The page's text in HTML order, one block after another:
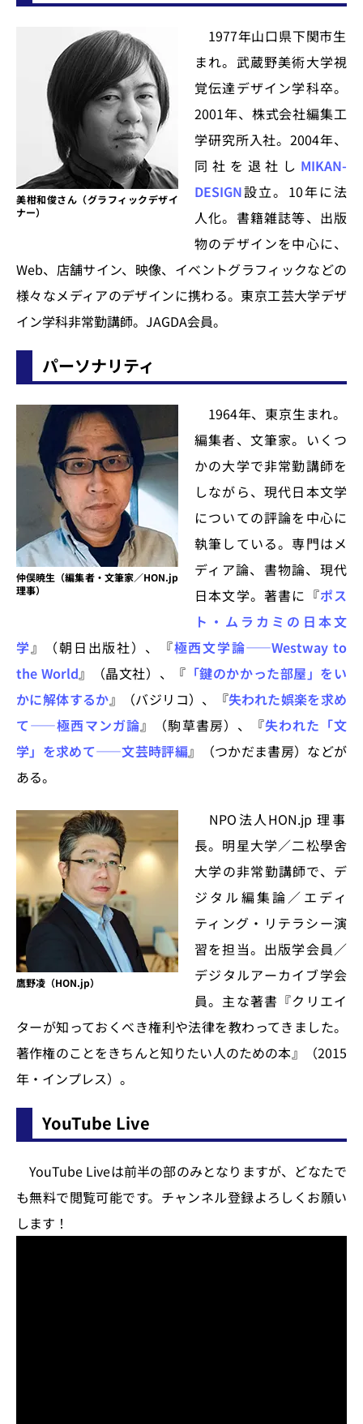
美柑和俊さん（グラフィックデザイ
ナー）
1977年山口県下関市生
まれ。武蔵野美術大学視
覚伝達デザイン学科卒。
2001年、株式会社編集工
学研究所入社。2004年、
同社を退社し MIKAN-
DESIGN設立。10年に法
人化。書籍雑誌等、出版
物のデザインを中心に、
Web、店舗サイン、映像、イベントグラフィックなどの
様々なメディアのデザインに携わる。東京工芸大学デザ
イン学科非常勤講師。JAGDA会員。
パーソナリティ
仲俣暁生（編集者・文筆家／HON.jp
理事）
1964年、東京生まれ。
編集者、文筆家。いくつ
かの大学で非常勤講師を
しながら、現代日本文学
についての評論を中心に
執筆している。専門はメ
ディア論、書物論、現代
日本文学。著書に『ポス
ト・ムラカミの日本文
学』（朝日出版社）、『極西文学論――Westway to
the World』（晶文社）、『 「鍵のかかった部屋」をい
かに解体するか』（バジリコ）、『失われた娯楽を求め
て――極西マンガ論』（駒草書房）、『失われた「文
学」を求めて――文芸時評編』（つかだま書房）などが
ある。
鷹野凌（HON.jp）
NPO法人HON.jp 理事
長。明星大学／二松學舍
大学の非常勤講師で、デ
ジタル編集論／エディ
ティング・リテラシー演
習を担当。出版学会員／
デジタルアーカイブ学会
員。主な著書『クリエイ
ターが知っておくべき権利や法律を教わってきました。
著作権のことをきちんと知りたい人のための本』（2015
年・インプレス）。
YouTube Live
YouTube Liveは前半の部のみとなりますが、どなたで
も無料で閲覧可能です。チャンネル登録よろしくお願い
します！